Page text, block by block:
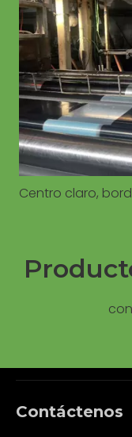
Contáctenos